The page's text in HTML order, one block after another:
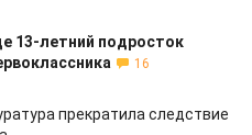
13-летний подросток
16
прекратила следствие